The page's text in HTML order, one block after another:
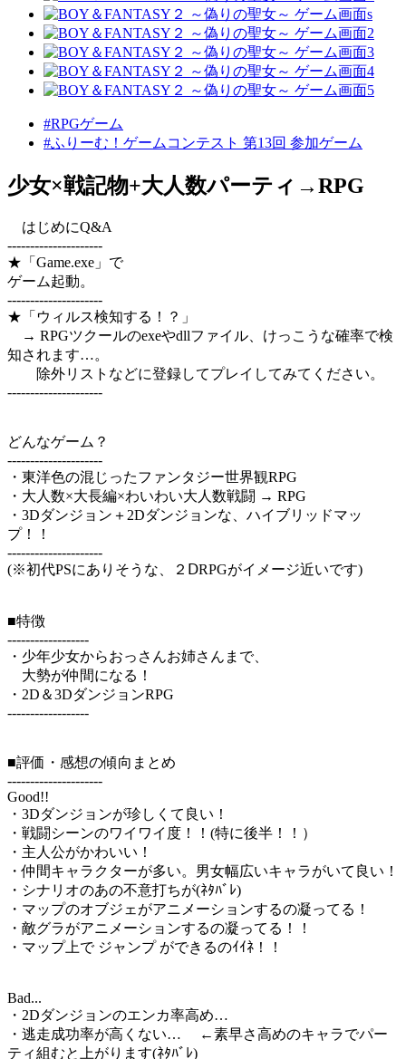
#RPGゲーム
#ふりーむ！ゲームコンテスト 第13回 参加ゲーム
少女×戦記物+大人数パーティ→RPG
はじめにQ&A
---------------------
★「Game.exe」で
ゲーム起動。
---------------------
★「ウィルス検知する！？」
→ RPGツクールのexeやdllファイル、けっこうな確率で検
知されます…。
除外リストなどに登録してプレイしてみてください。
---------------------
どんなゲーム？
---------------------
・東洋色の混じったファンタジー世界観RPG
・大人数×大長編×わいわい大人数戦闘 → RPG
・3Dダンジョン＋2Dダンジョンな、ハイブリッドマッ
プ！！
---------------------
(※初代PSにありそうな、２ⅮRPGがイメージ近いです)
■特徴
------------------
・少年少女からおっさんお姉さんまで、
大勢が仲間になる！
・2D＆3DダンジョンRPG
------------------
■評価・感想の傾向まとめ
---------------------
Good!!
・3Dダンジョンが珍しくて良い！
・戦闘シーンのワイワイ度！！(特に後半！！）
・主人公がかわいい！
・仲間キャラクターが多い。男女幅広いキャラがいて良い！
・シナリオのあの不意打ちが(ﾈﾀﾊﾞﾚ)
・マップのオブジェがアニメーションするの凝ってる！
・敵グラがアニメーションするの凝ってる！！
・マップ上で ジャンプ ができるのｲｲﾈ！！
Bad...
・2Dダンジョンのエンカ率高め…
・逃走成功率が高くない… ←素早さ高めのキャラでパー
ティ組むと上がります(ﾈﾀﾊﾞﾚ)